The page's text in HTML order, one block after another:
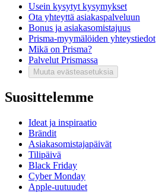
Usein kysytyt kysymykset
Ota yhteyttä asiakaspalveluun
Bonus ja asiakasomistajuus
Prisma-myymälöiden yhteystiedot
Mikä on Prisma?
Palvelut Prismassa
Muuta evästeasetuksia
Suosittelemme
Ideat ja inspiraatio
Brändit
Asiakasomistajapäivät
Tilipäivä
Black Friday
Cyber Monday
Apple-uutuudet